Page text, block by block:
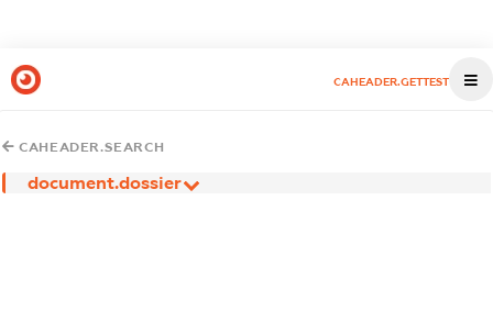
CAHEADER.GETTEST
CAHEADER.SEARCH
document.dossier